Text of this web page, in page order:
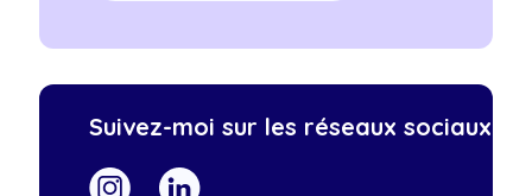
Suivez-moi sur les réseaux sociaux